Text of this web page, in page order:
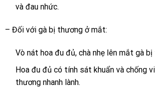
và đau nhức.
– Đối với gà bị thương ở mắt:
Vò nát hoa đu đủ, chà nhẹ lên mắt gà
Hoa đu đủ có tính sát khuẩn và chống
thương nhanh lành.